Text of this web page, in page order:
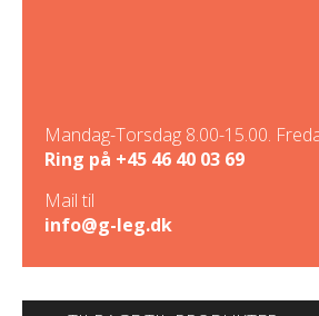
Mandag-Torsdag 8.00-15.00.
Ring på +45 46 40 03 69
Mail til
info@g-leg.dk